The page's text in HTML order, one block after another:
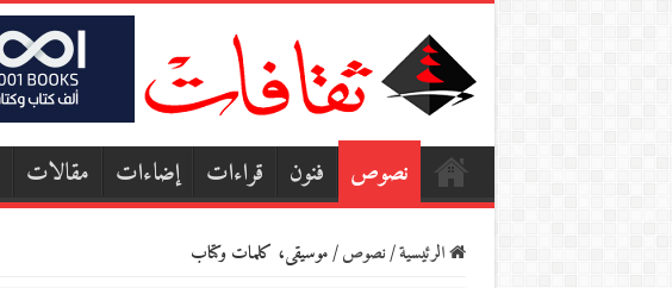
نصوص فنون قراءات إضاءات مقالات
الرئيسية/نصوص/موسيقى، كلمات وكتاب